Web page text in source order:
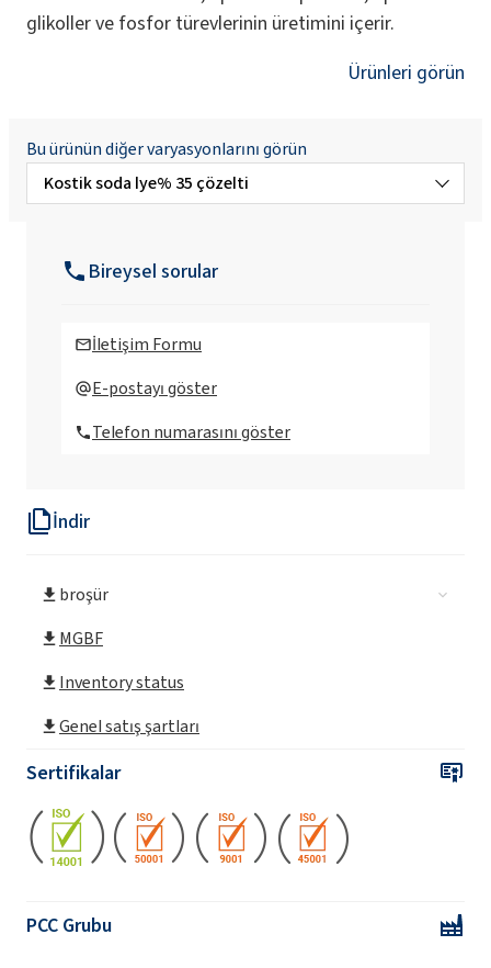
İndir
broşür
MGBF
Inventory status
Genel satış şartları
Sertifikalar
PCC Grubu
glikoller ve fosfor türevlerinin üretimini içerir.
Ürünleri görün
Bu ürünün diğer varyasyonlarını görün
Kostik soda lye% 35 çözelti
Kostik soda lye% 30 çözelti
Bireysel sorular
İletişim Formu
E-postayı göster
Telefon numarasını göster